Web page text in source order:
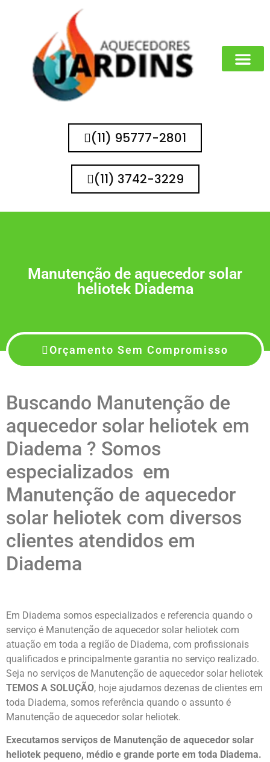
(11) 95777-2801
(11) 3742-3229
Manutenção de aquecedor solar
heliotek Diadema
Orçamento Sem Compromisso
Buscando Manutenção de
aquecedor solar heliotek em
Diadema ? Somos
especializados em
Manutenção de aquecedor
solar heliotek com diversos
clientes atendidos em
Diadema
Em Diadema somos especializados e referencia quando o
serviço é Manutenção de aquecedor solar heliotek com
atuação em toda a região de Diadema, com profissionais
qualificados e principalmente garantia no serviço realizado.
Seja no serviços de Manutenção de aquecedor solar heliotek
TEMOS A SOLUÇÃO, hoje ajudamos dezenas de clientes em
toda Diadema, somos referência quando o assunto é
Manutenção de aquecedor solar heliotek.
Executamos serviços de Manutenção de aquecedor solar
heliotek pequeno, médio e grande porte em toda Diadema.